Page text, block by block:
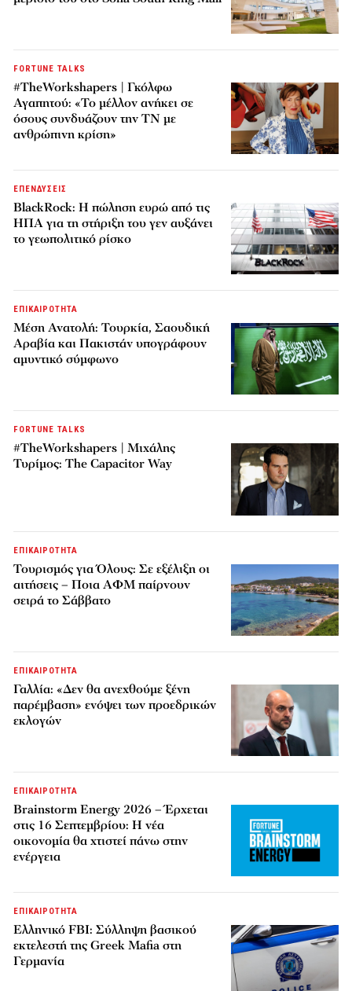
FORTUNE TALKS
#TheWorkshapers | Γκόλφω
Αγαπητού: «Το μέλλον ανήκει σε
όσους συνδυάζουν την ΤΝ με
ανθρώπινη κρίση»
ΕΠΕΝΔΥΣΕΙΣ
BlackRock: Η πώληση ευρώ από τις
ΗΠΑ για τη στήριξη του γεν αυξάνει
το γεωπολιτικό ρίσκο
ΕΠΙΚΑΙΡΟΤΗΤΑ
Μέση Ανατολή: Τουρκία, Σαουδική
Αραβία και Πακιστάν υπογράφουν
αμυντικό σύμφωνο
FORTUNE TALKS
#TheWorkshapers | Μιχάλης
Τυρίμος: The Capacitor Way
ΕΠΙΚΑΙΡΟΤΗΤΑ
Τουρισμός για Όλους: Σε εξέλιξη οι
αιτήσεις – Ποια ΑΦΜ παίρνουν
σειρά το Σάββατο
ΕΠΙΚΑΙΡΟΤΗΤΑ
Γαλλία: «Δεν θα ανεχθούμε ξένη
παρέμβαση» ενόψει των προεδρικών
εκλογών
ΕΠΙΚΑΙΡΟΤΗΤΑ
Brainstorm Energy 2026 – Έρχεται
στις 16 Σεπτεμβρίου: Η νέα
οικονομία θα χτιστεί πάνω στην
ενέργεια
ΕΠΙΚΑΙΡΟΤΗΤΑ
Ελληνικό FBI: Σύλληψη βασικού
εκτελεστή της Greek Mafia στη
Γερμανία